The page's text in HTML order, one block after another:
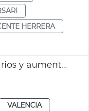
HERRERA
PLV nuevo acuerdo horarios y aumento efectivos fines semana
VALENCIA